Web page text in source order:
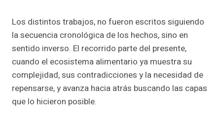
Los distintos trabajos, no fueron escritos siguiendo
la secuencia cronológica de los hechos, sino en
sentido inverso. El recorrido parte del presente,
cuando el ecosistema alimentario ya muestra su
complejidad, sus contradicciones y la necesidad de
repensarse, y avanza hacia atrás buscando las capas
que lo hicieron posible.